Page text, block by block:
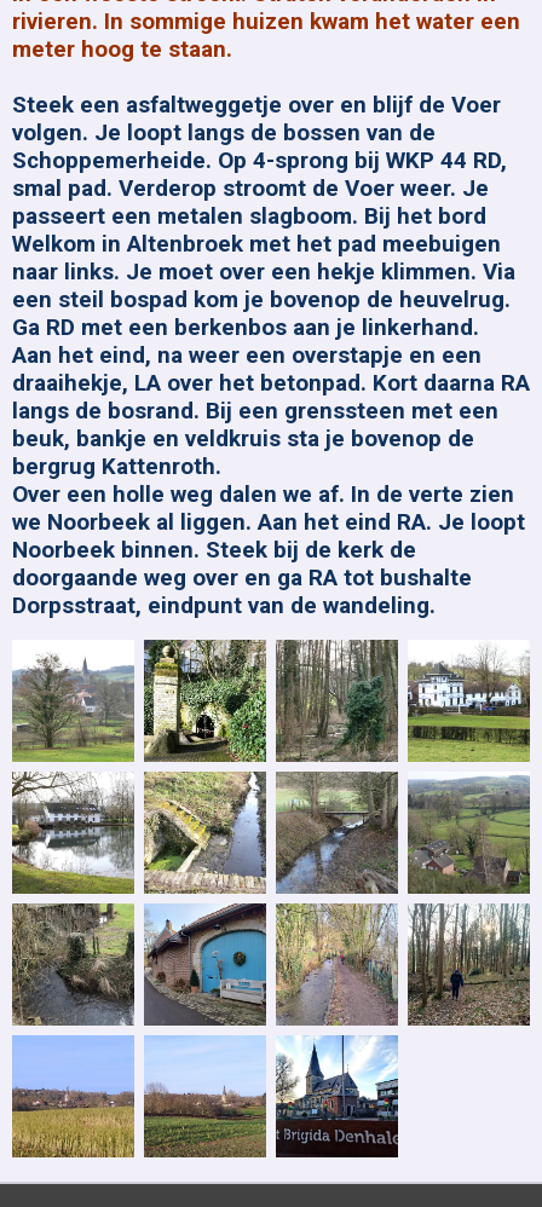
rivieren. In sommige huizen kwam het water een
meter hoog te staan.
Steek een asfaltweggetje over en blijf de Voer
volgen. Je loopt langs de bossen van de
Schoppemerheide. Op 4-sprong bij WKP 44 RD,
smal pad. Verderop stroomt de Voer weer. Je
passeert een metalen slagboom. Bij het bord
Welkom in Altenbroek met het pad meebuigen
naar links. Je moet over een hekje klimmen. Via
een steil bospad kom je bovenop de heuvelrug.
Ga RD met een berkenbos aan je linkerhand.
Aan het eind, na weer een overstapje en een
draaihekje, LA over het betonpad. Kort daarna RA
langs de bosrand. Bij een grenssteen met een
beuk, bankje en veldkruis sta je bovenop de
bergrug Kattenroth.
Over een holle weg dalen we af. In de verte zien
we Noorbeek al liggen. Aan het eind RA. Je loopt
Noorbeek binnen. Steek bij de kerk de
doorgaande weg over en ga RA tot bushalte
Dorpsstraat, eindpunt van de wandeling.